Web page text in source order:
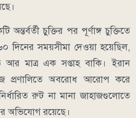
অন্তর্বর্তী চুক্তির পর পূর্ণাঙ্গ চুক্তিতে
দিনের সময়সীমা দেওয়া হয়েছিল,
আর মাত্র এক সপ্তাহ বাকি। ইরান
প্রণালিতে অবরোধ আরোপ করে
রুট না মানা জাহাজগুলোতে
অভিযোগ রয়েছে।